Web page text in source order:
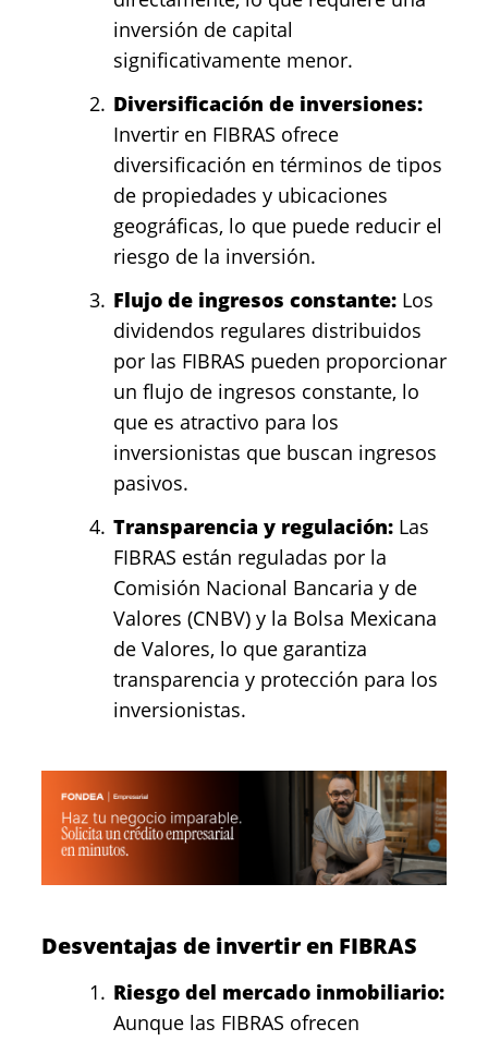
inversión de capital
significativamente menor.
Diversificación de inversiones:
Invertir en FIBRAS ofrece
diversificación en términos de tipos
de propiedades y ubicaciones
geográficas, lo que puede reducir el
riesgo de la inversión.
Flujo de ingresos constante: Los
dividendos regulares distribuidos
por las FIBRAS pueden proporcionar
un flujo de ingresos constante, lo
que es atractivo para los
inversionistas que buscan ingresos
pasivos.
Transparencia y regulación: Las
FIBRAS están reguladas por la
Comisión Nacional Bancaria y de
Valores (CNBV) y la Bolsa Mexicana
de Valores, lo que garantiza
transparencia y protección para los
inversionistas.
Desventajas de invertir en FIBRAS
Riesgo del mercado inmobiliario:
Aunque las FIBRAS ofrecen